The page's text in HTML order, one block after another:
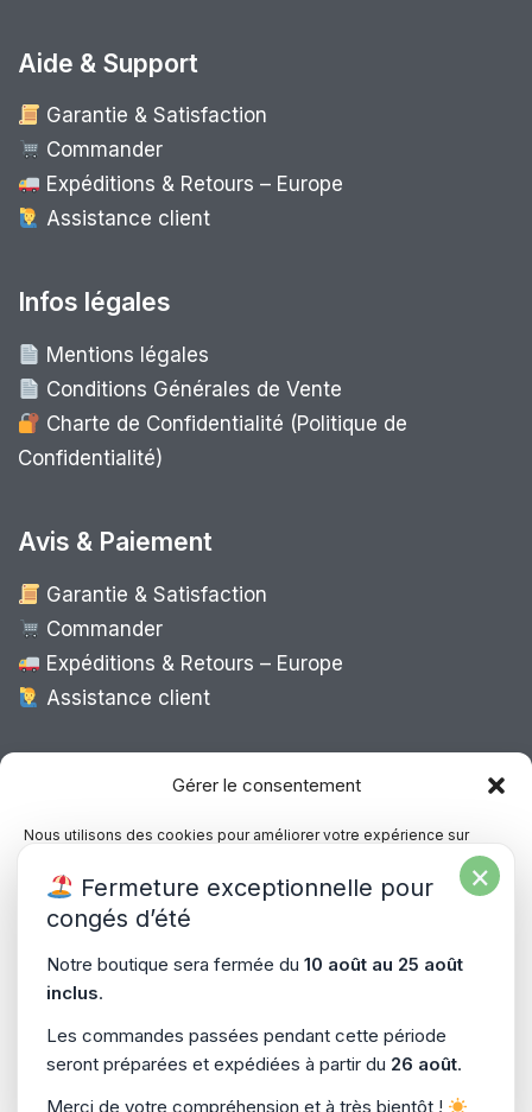
Gérer le consentement
Nous utilisons des cookies pour améliorer votre expérience sur
notre site, analyser le trafic et proposer des contenus personnalisés.
Vous pouvez accepter, refuser ou gérer vos préférences à tout
moment.
Gérer les services
Accepter
Aide & Support
Garantie & Satisfaction
Commander
Expéditions & Retours – Europe
Assistance client
Infos légales
Mentions légales
Conditions Générales de Vente
Charte de Confidentialité (Politique de
Confidentialité)
Avis & Paiement
Garantie & Satisfaction
Commander
Expéditions & Retours – Europe
Assistance client
Expédition Europe
Livraison rapide dans toute l’Europe via
“ Mondial Relay
Copyright © 2026PiecesPC.fr| Développement & Design
×
Fermeture exceptionnelle pour
congés d’été
Notre boutique sera fermée du 10 août au 25 août
inclus.
Les commandes passées pendant cette période
seront préparées et expédiées à partir du 26 août.
Merci de votre compréhension et à très bientôt !